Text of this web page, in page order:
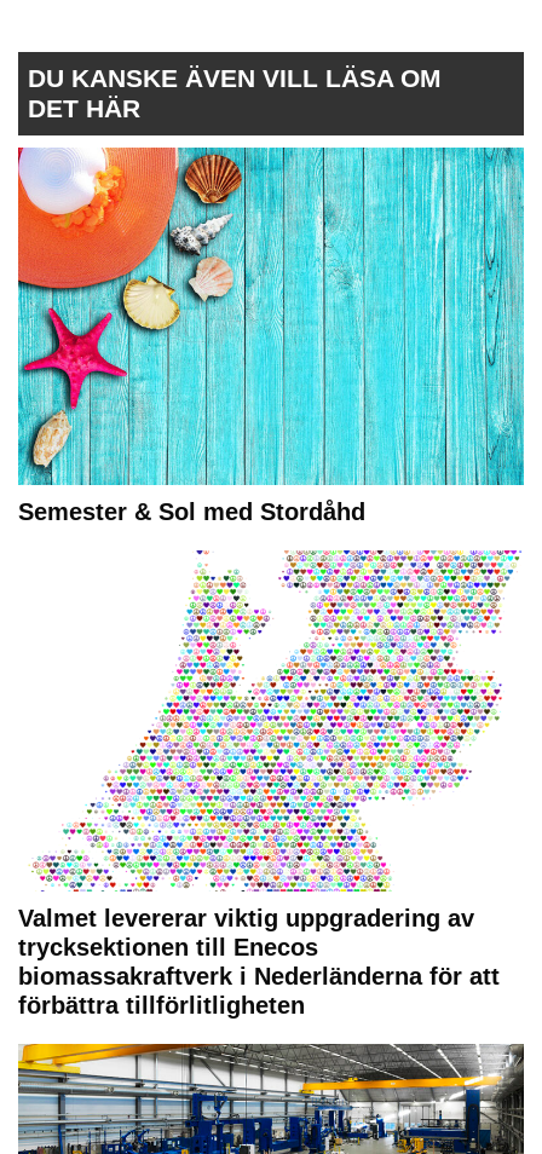
DU KANSKE ÄVEN VILL LÄSA OM
DET HÄR
Semester & Sol med Stordåhd
Valmet levererar viktig uppgradering av
trycksektionen till Enecos
biomassakraftverk i Nederländerna för att
förbättra tillförlitligheten